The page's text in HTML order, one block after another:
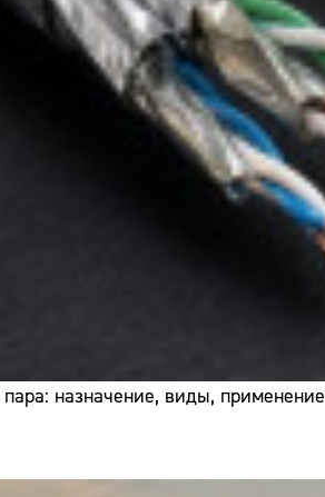
назначение, виды, применение